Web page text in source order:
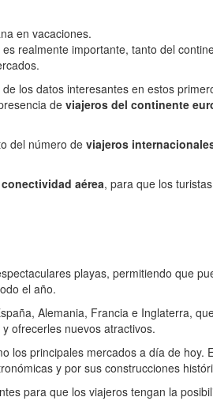
en vacaciones.
realmente importante, tanto del
de los datos interesantes en estos
de viajeros del continente
del número de viajeros
conectividad aérea, para que los
playas, permitiendo que
el año.
Alemania, Francia e Inglaterra,
ofrecerles nuevos atractivos.
los principales mercados a día de
y por sus construcciones
para que los viajeros tengan la